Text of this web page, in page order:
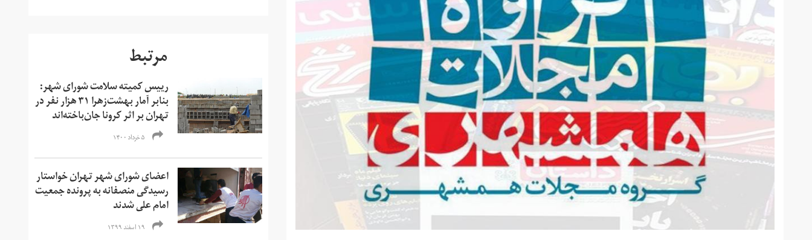
مرتبط
رییس کمیته سلامت شورای شهر:
بنابر آمار‌ بهشت‌زهرا ۳۱ هزار نفر در
تهران بر اثر کرونا جان‌باخته‌اند
۵ خرداد ۱۴۰۰
اعضای شورای شهر تهران خواستار
رسیدگی منصفانه به پرونده جمعیت
امام علی شدند
۱۹ اسفند ۱۳۹۹